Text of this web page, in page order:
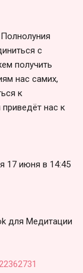
с
получить
нас самих,
к
нас к
17 июня в 14:45
для Медитации